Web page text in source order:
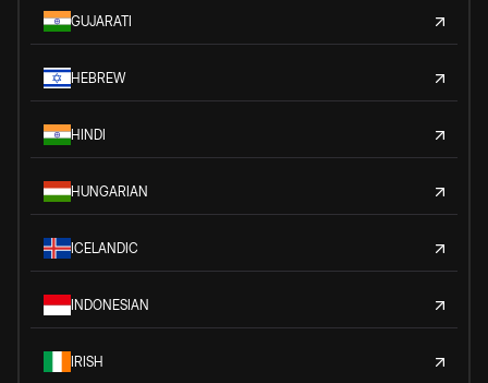
GUJARATI
HEBREW
HINDI
HUNGARIAN
ICELANDIC
INDONESIAN
IRISH